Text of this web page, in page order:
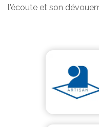
l'écoute et son